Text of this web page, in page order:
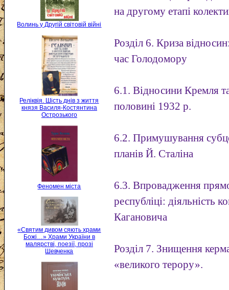
Волинь у Другій світовій війні
Реліквія. Шість днів з життя
князя Василя-Костянтина
Острозького
Феномен міста
«Святим дивом сяють храми
Божі…» Храми України в
малярстві, поезії, прозі
Шевченка
на другому етапі
Розділ 6. Криза
час Голодомору
6.1. Відносини Кремля
половині 1932 р.
6.2. Примушування
планів Й. Сталіна
6.3. Впровадження
республіці: діяльність
Кагановича
Розділ 7. Знищення
«великого терору».